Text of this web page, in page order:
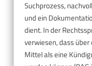
Suchprozess,
und ein
dient. In der
verwiesen, dass
Mittel als eine